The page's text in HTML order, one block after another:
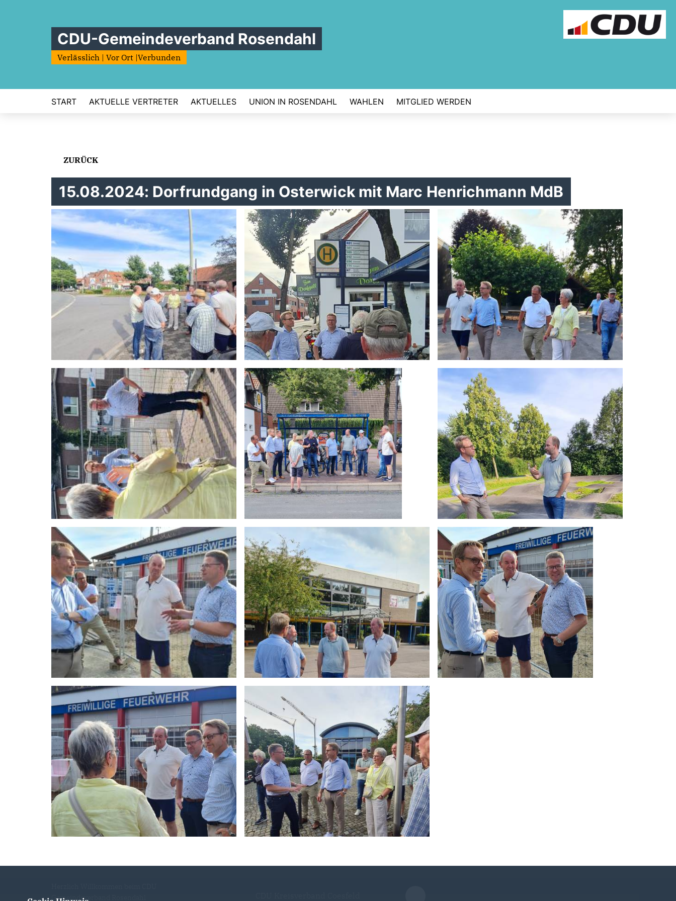
CDU-Gemeindeverband Rosendahl
Verlässlich | Vor Ort |Verbunden
START AKTUELLE VERTRETER AKTUELLES UNION IN ROSENDAHL WAHLEN MITGLIED WERDEN
ZURÜCK
15.08.2024: Dorfrundgang in Osterwick mit Marc Henrichmann MdB
Gemeindeverband Rosendahl